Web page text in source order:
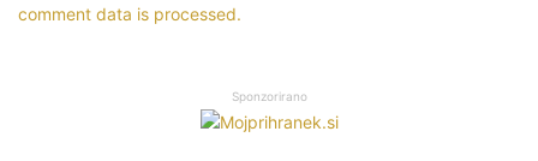
comment data is processed.
Sponzorirano